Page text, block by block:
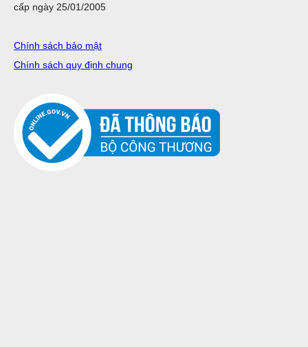
cấp ngày 25/01/2005
Chính sách bảo mật
Chính sách quy định chung